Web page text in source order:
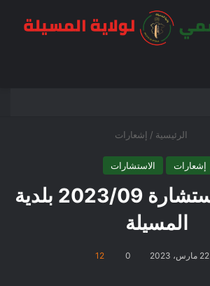
الرئيسية / إشعارات
إشعارات الاستشارات
إعلان عن استشارة 2023/09 بلدية
المسيلة
22 مارس، 2023 0
12